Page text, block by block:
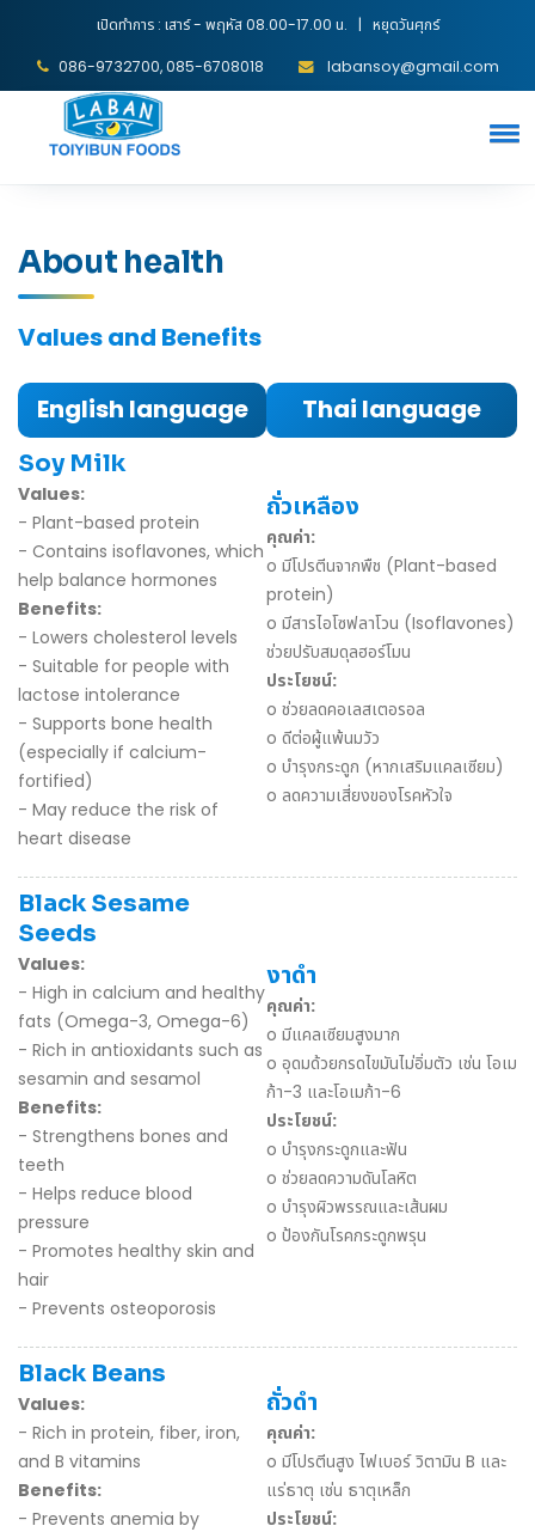
เปิดทำการ : เสาร์ - พฤหัส 08.00-17.00 น. | หยุดวันศุกร์
086-9732700, 085-6708018 labansoy@gmail.com
About health
Values and Benefits
English language Thai language
Soy Milk
Values:
- Plant-based protein
- Contains isoflavones, which
help balance hormones
Benefits:
- Lowers cholesterol levels
- Suitable for people with
lactose intolerance
- Supports bone health
(especially if calcium-
fortified)
- May reduce the risk of
heart disease
ถั่วเหลือง
คุณค่า:
o มีโปรตีนจากพืช (Plant-based
protein)
o มีสารไอโซฟลาโวน (Isoflavones)
ช่วยปรับสมดุลฮอร์โมน
ประโยชน์:
o ช่วยลดคอเลสเตอรอล
o ดีต่อผู้แพ้นมวัว
o บำรุงกระดูก (หากเสริมแคลเซียม)
o ลดความเสี่ยงของโรคหัวใจ
Black Sesame
Seeds
Values:
- High in calcium and healthy
fats (Omega-3, Omega-6)
- Rich in antioxidants such as
sesamin and sesamol
Benefits:
- Strengthens bones and
teeth
- Helps reduce blood
pressure
- Promotes healthy skin and
hair
- Prevents osteoporosis
งาดำ
คุณค่า:
o มีแคลเซียมสูงมาก
o อุดมด้วยกรดไขมันไม่อิ่มตัว เช่น โอเม
ก้า-3 และโอเมก้า-6
ประโยชน์:
o บำรุงกระดูกและฟัน
o ช่วยลดความดันโลหิต
o บำรุงผิวพรรณและเส้นผม
o ป้องกันโรคกระดูกพรุน
Black Beans
Values:
- Rich in protein, fiber, iron,
and B vitamins
Benefits:
- Prevents anemia by
ถั่วดำ
คุณค่า:
o มีโปรตีนสูง ไฟเบอร์ วิตามิน B และ
แร่ธาตุ เช่น ธาตุเหล็ก
ประโยชน์: